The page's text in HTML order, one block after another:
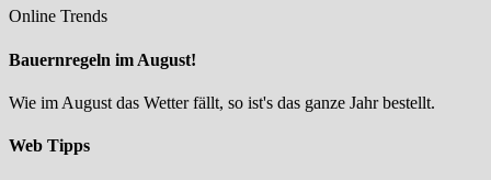
Online Trends
Bauernregeln im August!
Wie im August das Wetter fällt, so ist's das ganze Jahr bestellt.
Web Tipps